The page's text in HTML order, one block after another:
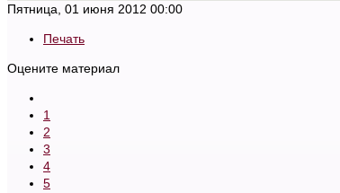
Пятница, 01 июня 2012 00:00
Печать
Оцените материал
1
2
3
4
5